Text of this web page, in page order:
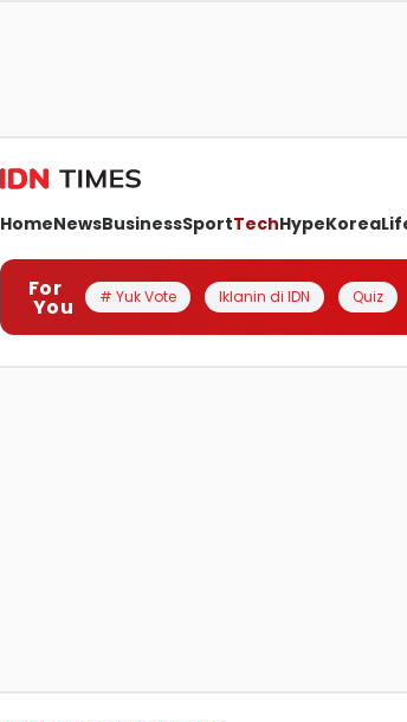
HomeNewsBusinessSportTechHypeKorea
For
You # Yuk Vote Iklanin di IDN Quiz